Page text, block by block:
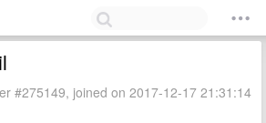
#275149, joined on 2017-12-17 21:31:14